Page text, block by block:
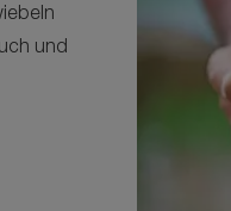
und